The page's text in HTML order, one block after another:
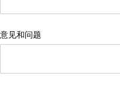
意见和问题